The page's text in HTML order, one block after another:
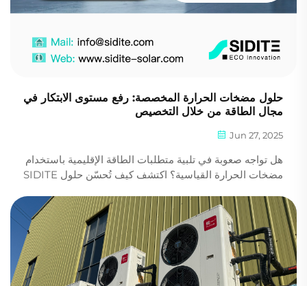
حلول مضخات الحرارة المخصصة: رفع مستوى الابتكار في
مجال الطاقة من خلال التخصيص
Jun 27, 2025
هل تواجه صعوبة في تلبية متطلبات الطاقة الإقليمية باستخدام
مضخات الحرارة القياسية؟ اكتشف كيف تُحسّن حلول SIDITE
كن شريكًا لنا اليوم.